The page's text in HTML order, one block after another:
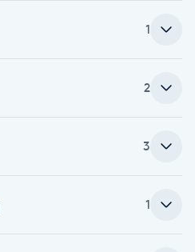
1
2
3
1